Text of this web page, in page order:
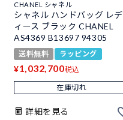
CHANEL シャネル
シャネル ハンドバッグ レデ
ィース ブラック CHANEL
AS4369 B13697 94305
送料無料 ラッピング
¥1,032,700税込
在庫切れ
詳細を見る